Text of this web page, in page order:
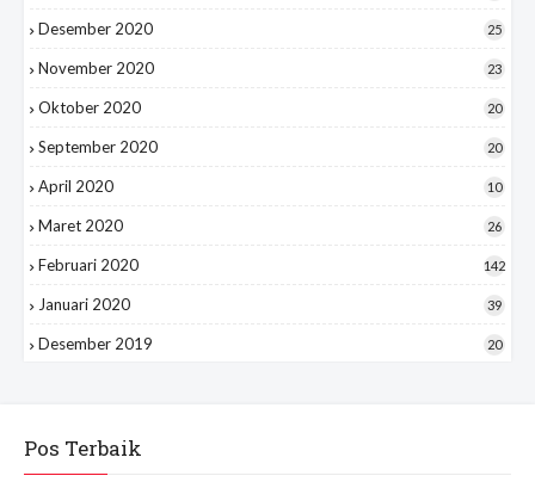
Desember 2020 25
November 2020 23
Oktober 2020 20
September 2020 20
April 2020 10
Maret 2020 26
Februari 2020 142
Januari 2020 39
Desember 2019 20
Pos Terbaik